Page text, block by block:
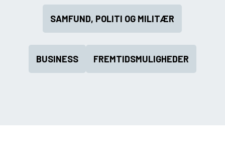
SAMFUND, POLITI OG MILITÆR
BUSINESS FREMTIDSMULIGHEDER